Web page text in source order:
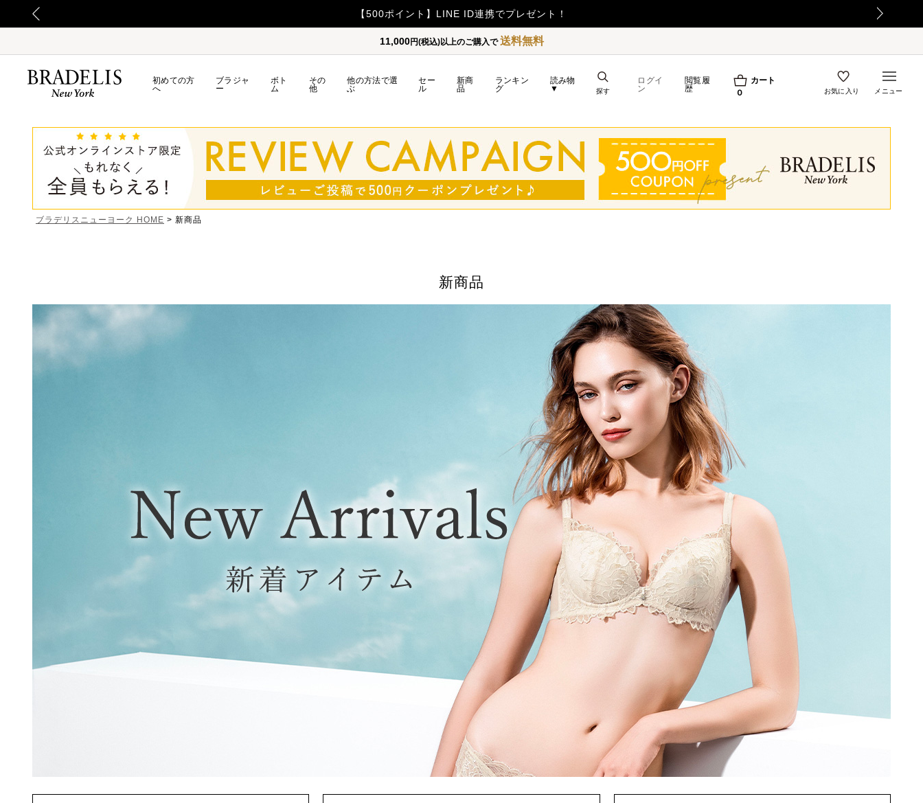
【重要】令和8年熊本地震の影響によるお荷物のお届け遅延について
11,000円(税込)以上のご購入で送料無料
初めての方
へ
ブラジャ
ー
ボト
ム
その
他
他の方法で選
ぶ
セー
ル
新商
品
ランキン
グ
読み物
▼
ログイ
ン
閲覧履
歴
カート
0
探す お気に入り メニュー
ブラデリスニューヨーク HOME 新商品
新商品